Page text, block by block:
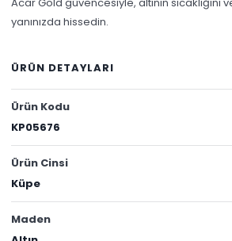
yanınızda hissedin.
ÜRÜN DETAYLARI
Ürün Kodu
KP05676
Ürün Cinsi
Küpe
Maden